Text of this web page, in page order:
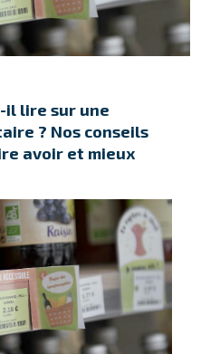
il lire sur une
? Nos conseils
avoir et mieux